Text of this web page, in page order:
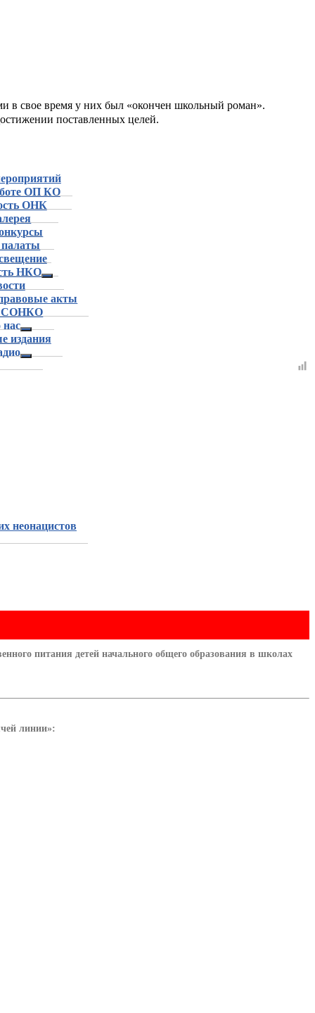
в свое время у них был «окончен школьный роман».
поставленных целей.
ОП КО
ОНК
НКО
акты
СОНКО
издания
неонацистов
питания детей начального общего образования в школах
линии»: